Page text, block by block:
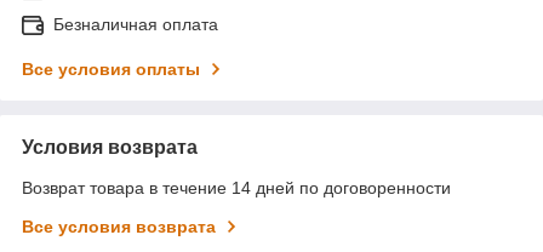
Безналичная оплата
Все условия оплаты
Условия возврата
Возврат товара в течение 14 дней по договоренности
Все условия возврата